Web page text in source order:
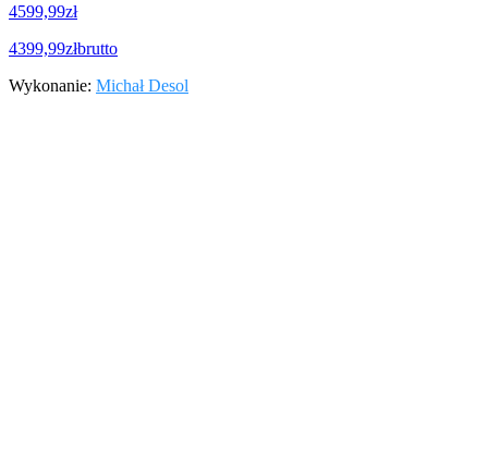
4599,99zł
4399,99złbrutto
Wykonanie: Michał Desol